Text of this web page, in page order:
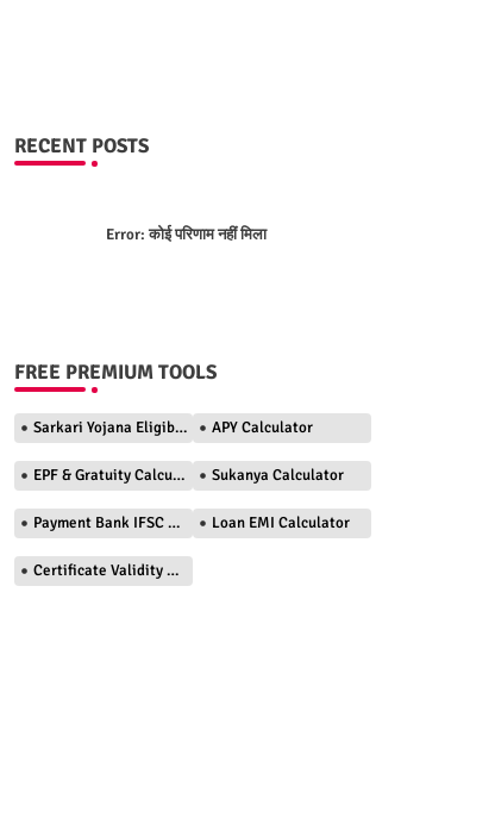
RECENT POSTS
Error:कोई परिणाम नहीं मिला
FREE PREMIUM TOOLS
Sarkari Yojana Eligibility Checker APY Calculator
EPF & Gratuity Calculator Sukanya Calculator
Payment Bank IFSC Finder Loan EMI Calculator
Certificate Validity Checker